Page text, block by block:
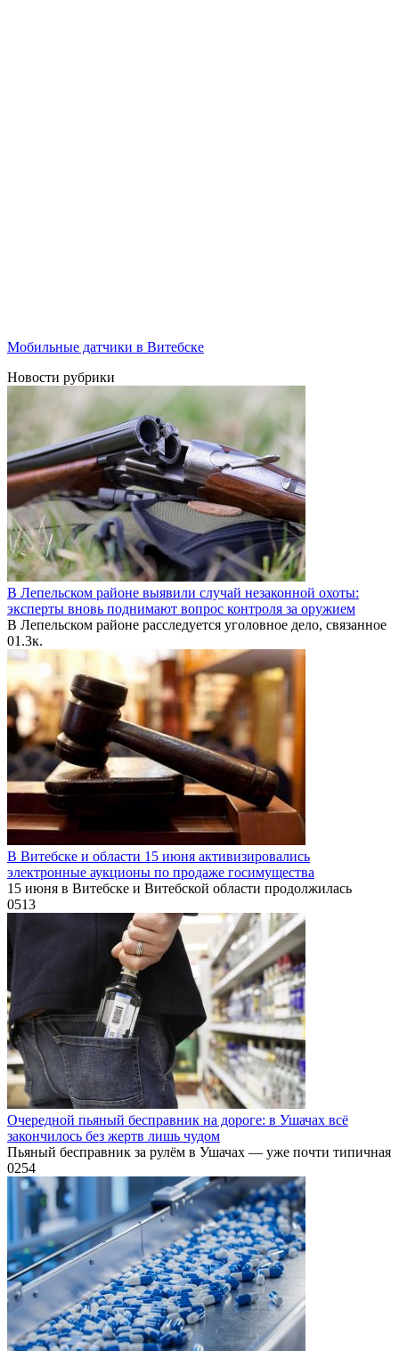
Мобильные датчики в Витебске
Новости рубрики
В Лепельском районе выявили случай незаконной охоты:
эксперты вновь поднимают вопрос контроля за оружием
В Лепельском районе расследуется уголовное дело, связанное
01.3к.
В Витебске и области 15 июня активизировались
электронные аукционы по продаже госимущества
15 июня в Витебске и Витебской области продолжилась
0513
Очередной пьяный бесправник на дороге: в Ушачах всё
закончилось без жертв лишь чудом
Пьяный бесправник за рулём в Ушачах — уже почти типичная
0254